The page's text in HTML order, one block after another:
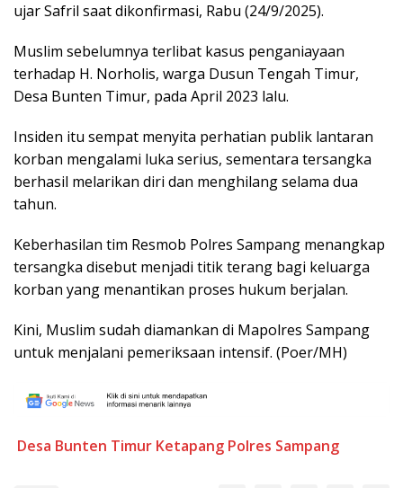
ujar Safril saat dikonfirmasi, Rabu (24/9/2025).
Muslim sebelumnya terlibat kasus penganiayaan
terhadap H. Norholis, warga Dusun Tengah Timur,
Desa Bunten Timur, pada April 2023 lalu.
Insiden itu sempat menyita perhatian publik lantaran
korban mengalami luka serius, sementara tersangka
berhasil melarikan diri dan menghilang selama dua
tahun.
Keberhasilan tim Resmob Polres Sampang menangkap
tersangka disebut menjadi titik terang bagi keluarga
korban yang menantikan proses hukum berjalan.
Kini, Muslim sudah diamankan di Mapolres Sampang
untuk menjalani pemeriksaan intensif. (Poer/MH)
Desa Bunten Timur Ketapang Polres Sampang